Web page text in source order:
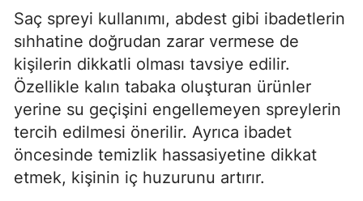
Saç spreyi kullanımı, abdest gibi ibadetlerin
sıhhatine doğrudan zarar vermese de
kişilerin dikkatli olması tavsiye edilir.
Özellikle kalın tabaka oluşturan ürünler
yerine su geçişini engellemeyen spreylerin
tercih edilmesi önerilir. Ayrıca ibadet
öncesinde temizlik hassasiyetine dikkat
etmek, kişinin iç huzurunu artırır.